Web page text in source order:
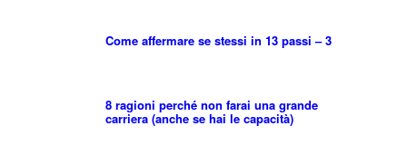
Come affermare se stessi in 13 passi – 3
8 ragioni perché non farai una grande
carriera (anche se hai le capacità)